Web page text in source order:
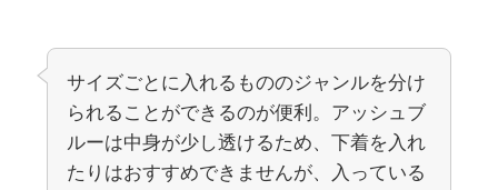
サイズごとに入れるもののジャンルを分け
られることができるのが便利。アッシュブ
ルーは中身が少し透けるため、下着を入れ
たりはおすすめできませんが、入っている